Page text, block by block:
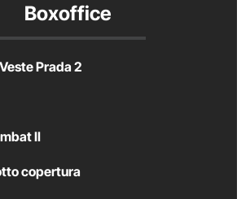
Boxoffice
Prada 2
II
copertura